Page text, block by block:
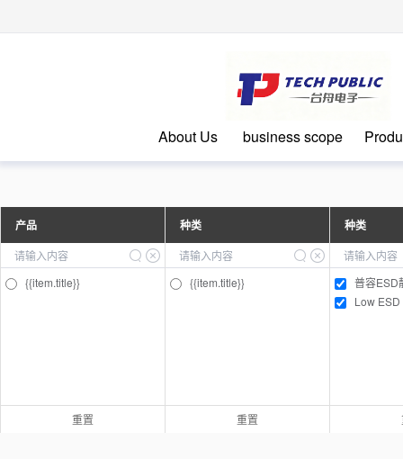
About Us business scope
产品
{{item.title}}
重置
种类
{{item.title}}
重置
种类
普容ESD
Low ESD